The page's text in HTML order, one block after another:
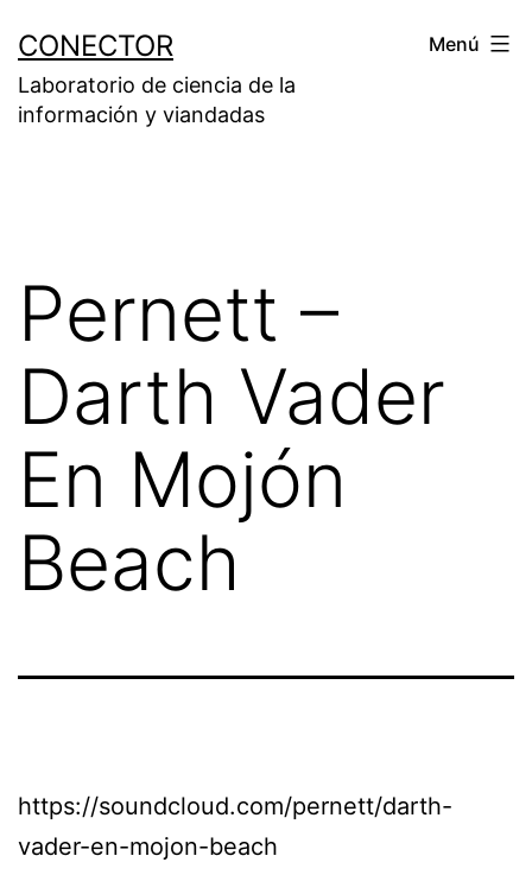
contenido
CONECTOR
Laboratorio de ciencia de la
información y viandadas
Menú
Pernett –
Darth Vader
En Mojón
Beach
https://soundcloud.com/pernett/darth-
vader-en-mojon-beach